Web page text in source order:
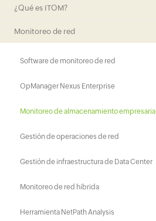
¿Qué es ITOM?
Monitoreo de red
Software de monitoreo de red
OpManager Nexus Enterprise
Monitoreo de almacenamiento empresarial
Gestión de operaciones de red
Gestión de infraestructura de Data Center
Monitoreo de red híbrida
Herramienta NetPath Analysis